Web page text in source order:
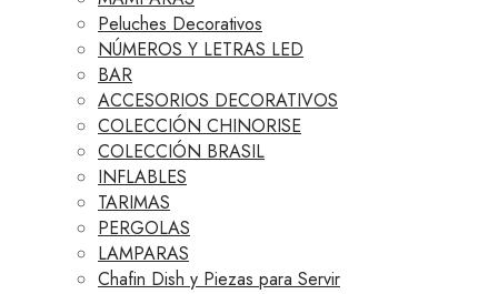
Peluches Decorativos
NÚMEROS Y LETRAS LED
BAR
ACCESORIOS DECORATIVOS
COLECCIÓN CHINORISE
COLECCIÓN BRASIL
INFLABLES
TARIMAS
PERGOLAS
LAMPARAS
Chafin Dish y Piezas para Servir